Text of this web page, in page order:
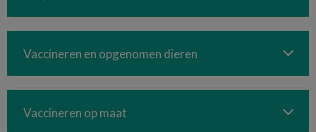
Vaccineren en opgenomen dieren
Vaccineren op maat